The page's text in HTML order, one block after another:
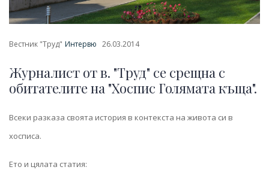
Вестник "Труд" Интервю 26.03.2014
Журналист от в. "Труд" се срещна с
обитателите на "Хоспис Голямата къща".
Всеки разказа своята история в контекста на живота си в
хосписа.
Ето и цялата статия: